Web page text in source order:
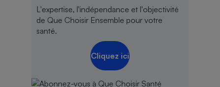
L'expertise, l'indépendance et l'objectivité
de Que Choisir Ensemble pour votre
santé.
Cliquez ici